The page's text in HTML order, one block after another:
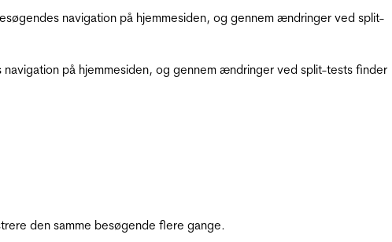
navigation på hjemmesiden, og gennem ændringer ved split-
på hjemmesiden, og gennem ændringer ved split-tests finder
den samme besøgende flere gange.